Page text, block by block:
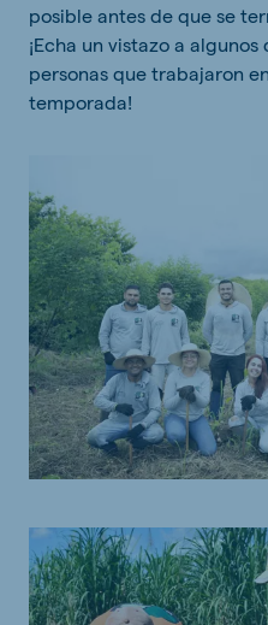
posible antes de que se
¡Echa un vistazo a
personas que trabajaron
temporada!